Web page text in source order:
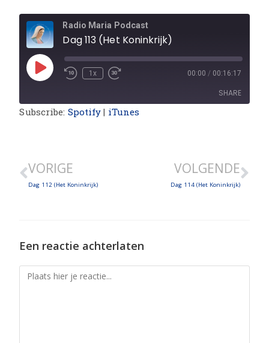
Radio Maria Podcast
Dag 113 (Het Koninkrijk)
1x 00:00 / 00:16:17
SHARE
Subscribe: Spotify | iTunes
VORIGE
Dag 112 (Het Koninkrijk)
VOLGENDE
Dag 114 (Het Koninkrijk)
Een reactie achterlaten